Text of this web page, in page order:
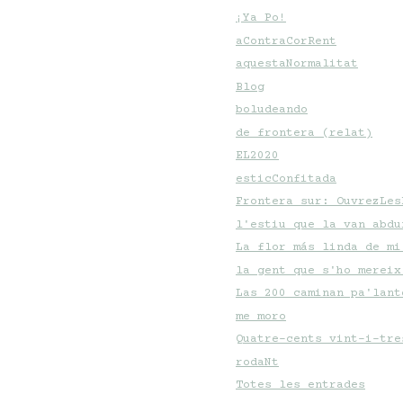
¡Ya Po!
aContraCorRent
aquestaNormalitat
Blog
boludeando
de frontera (relat)
EL2020
esticConfitada
Frontera sur:
l'estiu que la van
La flor más linda de mi
la gent que s'ho
Las 200 caminan
me moro
Quatre-cents vint-i-
rodaNt
Totes les entrades